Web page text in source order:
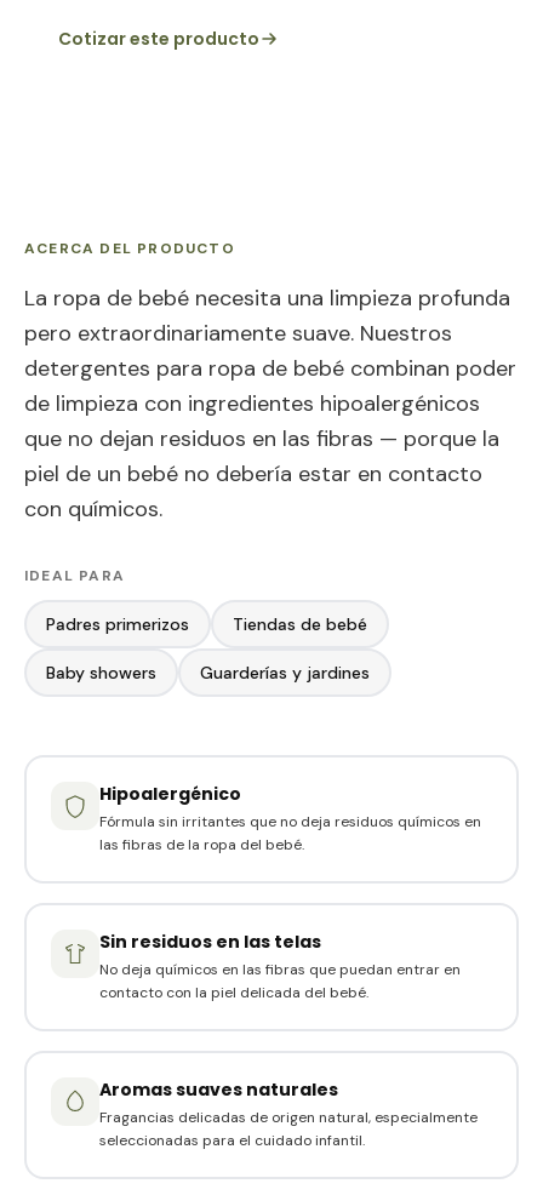
Cotizar este producto
ACERCA DEL PRODUCTO
La ropa de bebé necesita una limpieza profunda
pero extraordinariamente suave. Nuestros
detergentes para ropa de bebé combinan poder
de limpieza con ingredientes hipoalergénicos
que no dejan residuos en las fibras — porque la
piel de un bebé no debería estar en contacto
con químicos.
IDEAL PARA
Padres primerizos Tiendas de bebé
Baby showers Guarderías y jardines
Hipoalergénico
Fórmula sin irritantes que no deja residuos químicos en
las fibras de la ropa del bebé.
Sin residuos en las telas
No deja químicos en las fibras que puedan entrar en
contacto con la piel delicada del bebé.
Aromas suaves naturales
Fragancias delicadas de origen natural, especialmente
seleccionadas para el cuidado infantil.